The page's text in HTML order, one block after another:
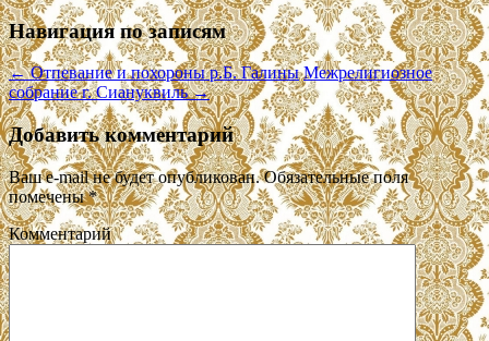
Навигация по записям
←Отпевание и похороны р.Б. Галины Межрелигиозное
собрание г. Сиануквиль→
Добавить комментарий
Ваш e-mail не будет опубликован.Обязательные поля
помечены*
Комментарий